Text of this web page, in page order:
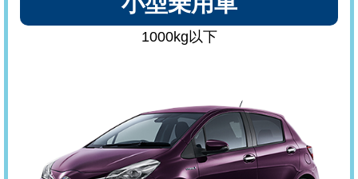
1000kg以下